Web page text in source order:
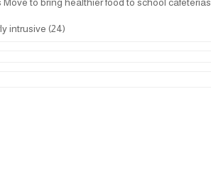
(24)
intrusive